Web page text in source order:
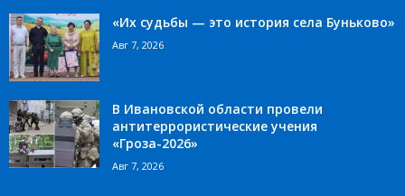
«Их судьбы — это история села Буньково»
Авг 7, 2026
В Ивановской области провели
антитеррористические учения
«Гроза-2026»
Авг 7, 2026